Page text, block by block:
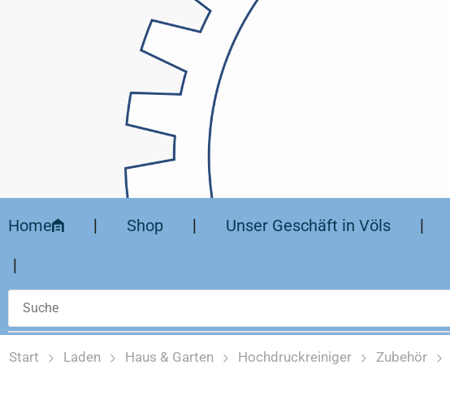
Home ❘ Shop ❘ Unser Geschäft in Völs ❘
❘
Start Laden Haus & Garten Hochdruckreiniger Zubehör